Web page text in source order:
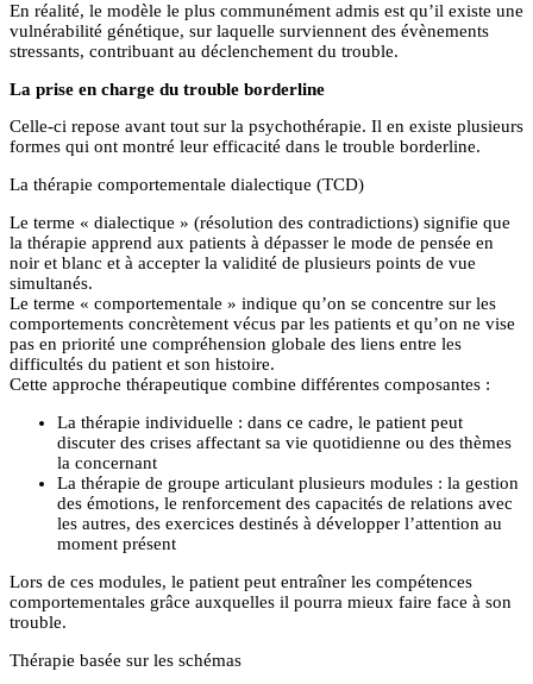
En réalité, le modèle le plus communément admis est qu’il existe une
vulnérabilité génétique, sur laquelle surviennent des évènements
stressants, contribuant au déclenchement du trouble.
La prise en charge du trouble borderline
Celle-ci repose avant tout sur la psychothérapie. Il en existe plusieurs
formes qui ont montré leur efficacité dans le trouble borderline.
La thérapie comportementale dialectique (TCD)
Le terme « dialectique » (résolution des contradictions) signifie que
la thérapie apprend aux patients à dépasser le mode de pensée en
noir et blanc et à accepter la validité de plusieurs points de vue
simultanés.
Le terme « comportementale » indique qu’on se concentre sur les
comportements concrètement vécus par les patients et qu’on ne vise
pas en priorité une compréhension globale des liens entre les
difficultés du patient et son histoire.
Cette approche thérapeutique combine différentes composantes :
La thérapie individuelle : dans ce cadre, le patient peut
discuter des crises affectant sa vie quotidienne ou des thèmes
la concernant
La thérapie de groupe articulant plusieurs modules : la gestion
des émotions, le renforcement des capacités de relations avec
les autres, des exercices destinés à développer l’attention au
moment présent
Lors de ces modules, le patient peut entraîner les compétences
comportementales grâce auxquelles il pourra mieux faire face à son
trouble.
Thérapie basée sur les schémas